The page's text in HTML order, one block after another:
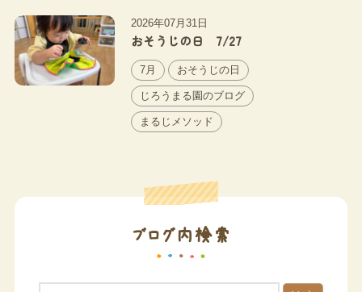
2026年07月31日
おそうじの日 7/27
7月 おそうじの日
じろうまる園のブログ
まるじメソッド
ブログ内検索